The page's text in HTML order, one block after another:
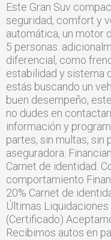
Este Gran Suv
seguridad, comfort y
automática, un motor
5 personas.
diferencial, como
estabilidad y sistema
estás buscando un
buen desempeño,
no dudes en
información y
partes, sin multas, sin
aseguradora.
Carnet de identidad.
comportamiento
20% Carnet de
Últimas
(Certificado)
Recibimos autos en